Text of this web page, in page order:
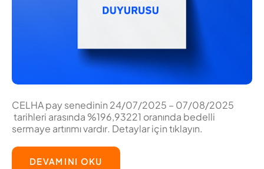
CELHA pay senedinin 24/07/2025 – 07/08/2025
tarihleri arasında %196,93221 oranında bedelli
sermaye artırımı vardır. Detaylar için tıklayın.
DEVAMINI OKU